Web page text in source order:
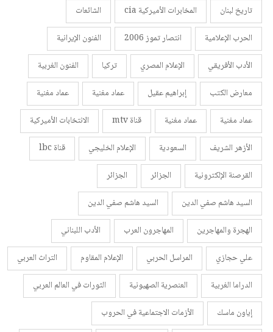
تاريخ لبنان
المخابرات الأميركية cia
الشائعات
الحرب الإعلامية
انتصار تموز 2006
الفنون الإيرانية
الأدب الأفريقي
الإعلام المصري تركيا
الفنون الغربية
معارض الكتب
إبراهيم عقيل عماد مغنية
عماد مغنية
عماد مغنية
عماد مغنية قناة mtv
الانتخابات الأميركية
الأزهر الشريف
السعودية الإعلام الخليجي
قناة lbc
القرصنة الإلكترونية
الجزائر
الجزائر
السيد هاشم صفي الدين
السيد هاشم صفي الدين
الهجرة والمهاجرين
المهاجرون العرب
الأدب اللبناني
علي حجازي
المراسل الحربي الإعلام المقاوم
التراث العربي
الدراما الغربية
العنصرية الصهيونية
الثورات في العالم العربي
إياون ماسك
الأزمات الاجتماعية في الحروب